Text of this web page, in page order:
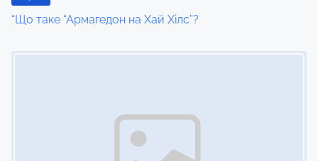
o
“Що таке “Армагедон на Хай Хілс”?